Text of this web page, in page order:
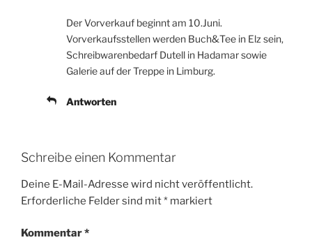
Der Vorverkauf beginnt am 10.Juni.
Vorverkaufsstellen werden Buch&Tee in Elz sein,
Schreibwarenbedarf Dutell in Hadamar sowie
Galerie auf der Treppe in Limburg.
Antworten
Schreibe einen Kommentar
Deine E-Mail-Adresse wird nicht veröffentlicht.
Erforderliche Felder sind mit* markiert
Kommentar*